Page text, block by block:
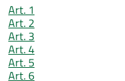
Art. 1
Art. 2
Art. 3
Art. 4
Art. 5
Art. 6